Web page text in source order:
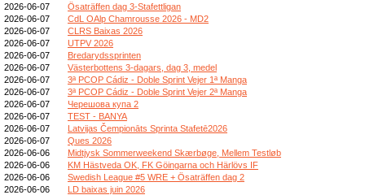
2026-06-07
Ösaträffen dag 3-Stafettligan
2026-06-07
CdL OAlp Chamrousse 2026 - MD2
2026-06-07
CLRS Baixas 2026
2026-06-07
UTPV 2026
2026-06-07
Bredarydssprinten
2026-06-07
Västerbottens 3-dagars, dag 3, medel
2026-06-07
3ª PCOP Cádiz - Doble Sprint Vejer 1ª Manga
2026-06-07
3ª PCOP Cádiz - Doble Sprint Vejer 2ª Manga
2026-06-07
Черешова купа 2
2026-06-07
TEST - BANYA
2026-06-07
Latvijas Čempionāts Sprinta Stafetē2026
2026-06-07
Ques 2026
2026-06-06
Midtjysk Sommerweekend Skærbøge, Mellem Testløb
2026-06-06
KM Hästveda OK, FK Göingarna och Härlövs IF
2026-06-06
Swedish League #5 WRE + Ösaträffen dag 2
2026-06-06
LD baixas juin 2026